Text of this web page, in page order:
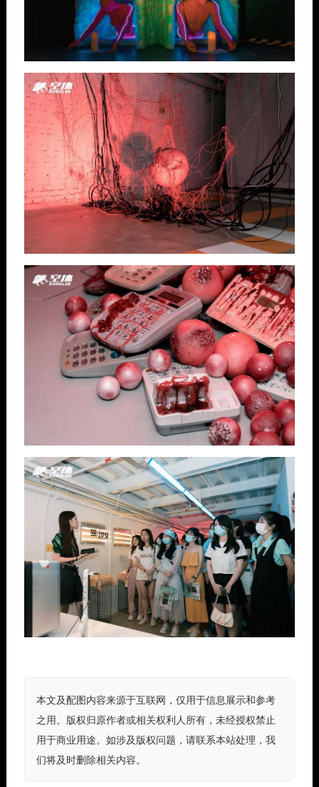
本文及配图内容来源于互联网，仅用于信息展示和参考
之用。版权归原作者或相关权利人所有，未经授权禁止
用于商业用途。如涉及版权问题，请联系本站处理，我
们将及时删除相关内容。